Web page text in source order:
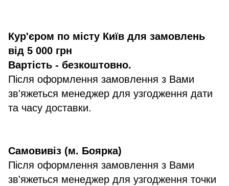
Кур'єром по місту Київ для замовлень
від 5 000 грн
Вартість - безкоштовно.
Після оформлення замовлення з Вами
зв'яжеться менеджер для узгодження дати
та часу доставки.
Самовивіз (м. Боярка)
Після оформлення замовлення з Вами
зв'яжеться менеджер для узгодження точки